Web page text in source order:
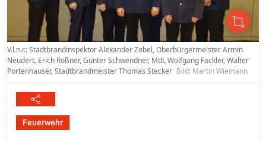
V.l.n.r.: Stadtbrandinspektor Alexander Zobel, Oberbürgermeister Armin
Neudert, Erich Rößner, Günter Schwendner, MdL Wolfgang Fackler, Walter
Portenhauser, Stadtbrandmeister Thomas Stecker Bild: Martin Wiemann
Feuerwehr